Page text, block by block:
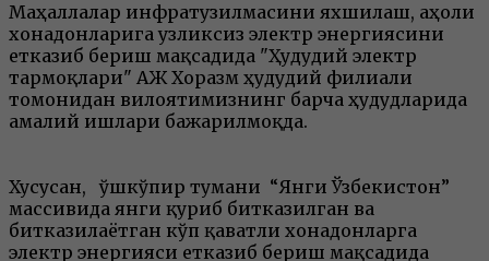
Маҳаллалар инфратузилмасини яхшилаш, аҳоли
хонадонларига узликсиз электр энергиясини
етказиб бериш мақсадида "Ҳудудий электр
тармоқлари" АЖ Хоразм ҳудудий филиали
томонидан вилоятимизнинг барча ҳудудларида
амалий ишлари бажарилмоқда.
Хусусан, Қўшкўпир тумани “Янги Ўзбекистон”
массивида янги қуриб битказилган ва
битказилаётган кўп қаватли хонадонларга
электр энергияси етказиб бериш мақсадида